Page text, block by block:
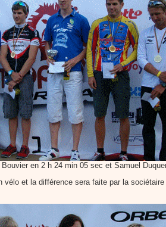
en 2 h 24 min 05 sec et Samuel
et la différence sera faite par la